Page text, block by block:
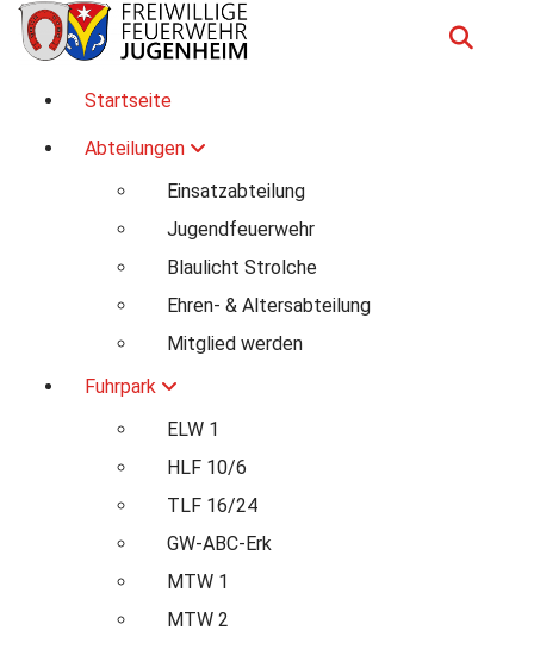
Zum
Inhalt
Für Ihre Sicherheit in Seeheim-Jugenheim
Startseite
Abteilungen
Einsatzabteilung
Jugendfeuerwehr
Blaulicht Strolche
Ehren- & Altersabteilung
Mitglied werden
Fuhrpark
ELW 1
HLF 10/6
TLF 16/24
GW-ABC-Erk
MTW 1
MTW 2